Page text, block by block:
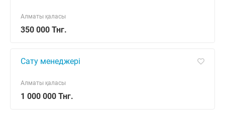
350 000 Тнг.
Алматы қаласы
Сату менеджері
1 000 000 Тнг.
Алматы қаласы